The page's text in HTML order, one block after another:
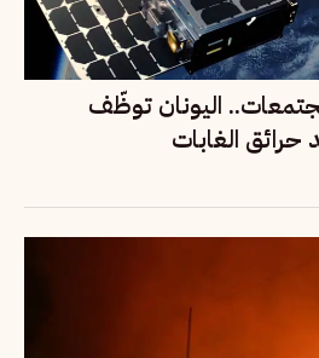
اليونان توظّف
حرائق الغابات